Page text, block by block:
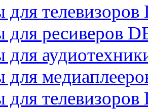
для телевизоров
для ресиверов
для
для
для телевизоров